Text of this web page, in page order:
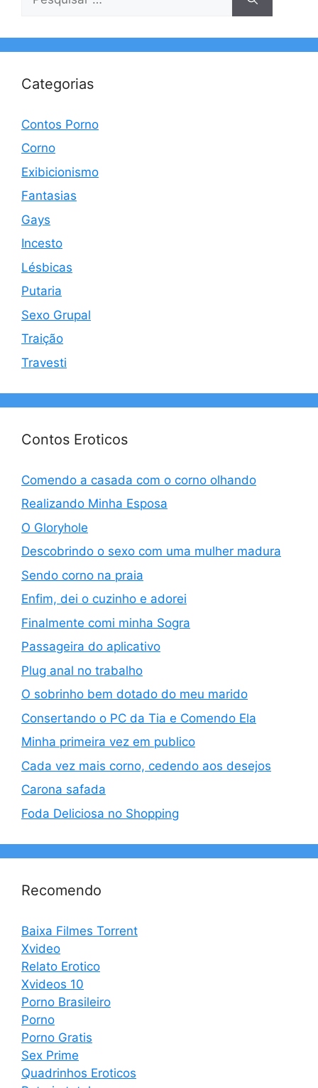
por:
Categorias
Contos Porno
Corno
Exibicionismo
Fantasias
Gays
Incesto
Lésbicas
Putaria
Sexo Grupal
Traição
Travesti
Contos Eroticos
Comendo a casada com o corno olhando
Realizando Minha Esposa
O Gloryhole
Descobrindo o sexo com uma mulher madura
Sendo corno na praia
Enfim, dei o cuzinho e adorei
Finalmente comi minha Sogra
Passageira do aplicativo
Plug anal no trabalho
O sobrinho bem dotado do meu marido
Consertando o PC da Tia e Comendo Ela
Minha primeira vez em publico
Cada vez mais corno, cedendo aos desejos
Carona safada
Foda Deliciosa no Shopping
Recomendo
Baixa Filmes Torrent
Xvideo
Relato Erotico
Xvideos 10
Porno Brasileiro
Porno
Porno Gratis
Sex Prime
Quadrinhos Eroticos